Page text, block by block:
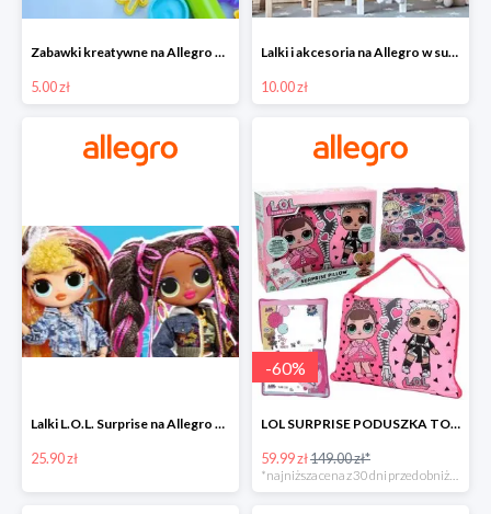
Zabawki kreatywne na Allegro w super cenach od 5 zł
5.00 zł
Lalki i akcesoria na Allegro w super cenach od 10 zł
10.00 zł
Lalki L.O.L. Surprise na Allegro w super cenach od 25,90 zł
25.90 zł
-60%
LOL SURPRISE PODUSZKA TOREBKA SEKRETNY SCHOWEK MP3 -59%
59.99 zł149.00 zł*
*najniższa cena z 30 dni przed obniżką